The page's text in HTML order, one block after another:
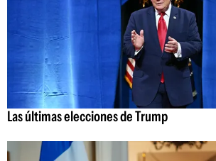
Las últimas elecciones de Trump